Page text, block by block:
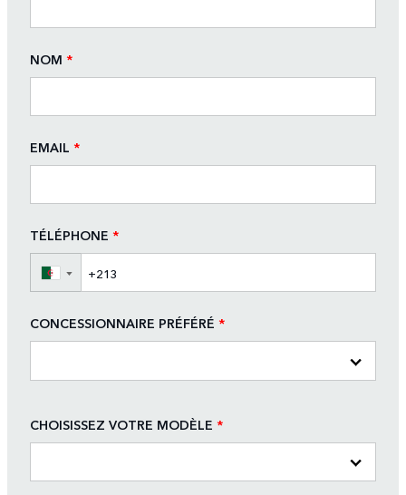
NOM *
EMAIL *
TÉLÉPHONE *
▼
CONCESSIONNAIRE PRÉFÉRÉ *
CHOISISSEZ VOTRE MODÈLE *